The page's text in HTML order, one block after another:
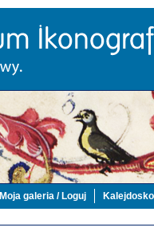
Moja galeria / Loguj